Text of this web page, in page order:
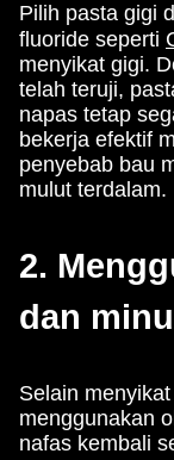
Pilih pasta gigi
fluoride seperti
menyikat gigi.
telah teruji,
napas tetap
bekerja efektif
penyebab bau
mulut terdalam.
2.
dan
Selain
menggunakan
nafas kembali